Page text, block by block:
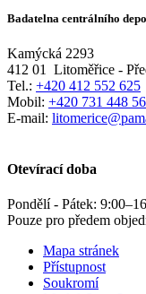
Badatelna centrálního
Kamýcká 2293
412 01
Litoměřice -
Tel.: +420 412 552 625
Mobil: +420 731 448
E-mail:
Otevírací doba
Pondělí - Pátek: 9:00–
Pouze pro předem
Mapa stránek
Přístupnost
Soukromí